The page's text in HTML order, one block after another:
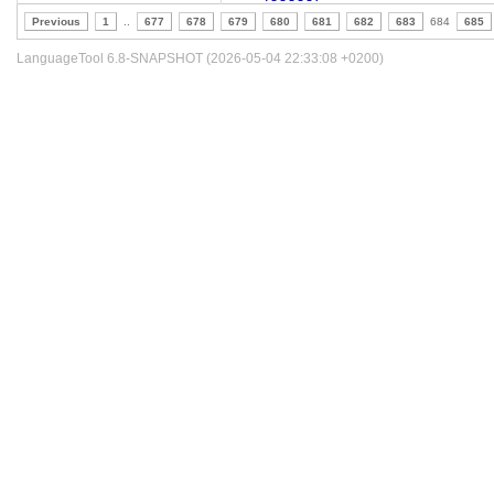
Previous 1 677 678 679 680 681 682 683 684 685
LanguageTool 6.8-SNAPSHOT (2026-05-04 22:33:08 +0200)